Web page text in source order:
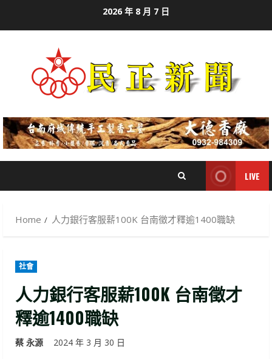
2026 年 8 月 7 日
LIVE
Home 人力銀行客服薪100K 台南徵才釋逾1400職缺
社會
人力銀行客服薪100K 台南徵才
釋逾1400職缺
蔡 永源 2024 年 3 月 30 日